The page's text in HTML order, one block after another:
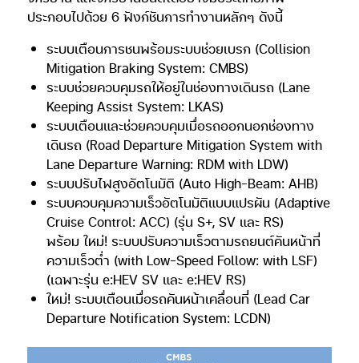
ประกอบไปด้วย 6 ฟังก์ชันการทำงานหลักๆ ดังนี้
ระบบเตือนการชนพร้อมระบบช่วยเบรก (Collision
Mitigation Braking System: CMBS)
ระบบช่วยควบคุมรถให้อยู่ในช่องทางเดินรถ (Lane
Keeping Assist System: LKAS)
ระบบเตือนและช่วยควบคุมเมื่อรถออกนอกช่องทาง
เดินรถ (Road Departure Mitigation System with
Lane Departure Warning: RDM with LDW)
ระบบปรับไฟสูงอัตโนมัติ (Auto High-Beam: AHB)
ระบบควบคุมความเร็วอัตโนมัติแบบแปรผัน (Adaptive
Cruise Control: ACC) (รุ่น S+, SV และ RS)
พร้อม ใหม่! ระบบปรับความเร็วตามรถยนต์คันหน้าที่
ความเร็วต่ำ (with Low-Speed Follow: with LSF)
(เฉพาะรุ่น e:HEV SV และ e:HEV RS)
ใหม่! ระบบเตือนเมื่อรถคันหน้าเคลื่อนที่ (Lead Car
Departure Notification System: LCDN)